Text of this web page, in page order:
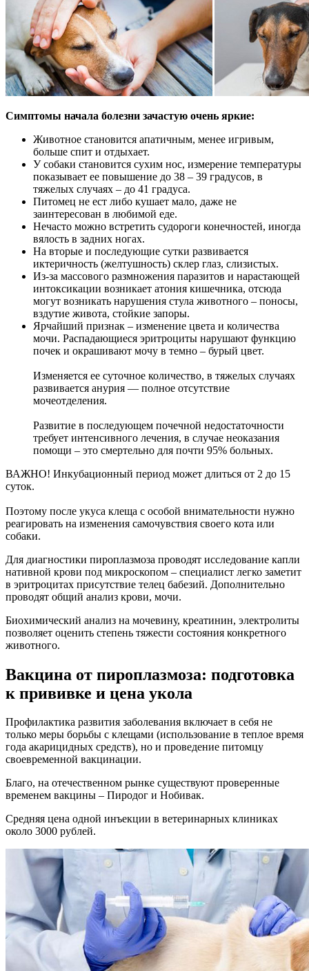
Симптомы начала болезни зачастую очень яркие:
Животное становится апатичным, менее игривым,
больше спит и отдыхает.
У собаки становится сухим нос, измерение температуры
показывает ее повышение до 38 – 39 градусов, в
тяжелых случаях – до 41 градуса.
Питомец не ест либо кушает мало, даже не
заинтересован в любимой еде.
Нечасто можно встретить судороги конечностей, иногда
вялость в задних ногах.
На вторые и последующие сутки развивается
иктеричность (желтушность) склер глаз, слизистых.
Из-за массового размножения паразитов и нарастающей
интоксикации возникает атония кишечника, отсюда
могут возникать нарушения стула животного – поносы,
вздутие живота, стойкие запоры.
Ярчайший признак – изменение цвета и количества
мочи. Распадающиеся эритроциты нарушают функцию
почек и окрашивают мочу в темно – бурый цвет.
Изменяется ее суточное количество, в тяжелых случаях
развивается анурия — полное отсутствие
мочеотделения.
Развитие в последующем почечной недостаточности
требует интенсивного лечения, в случае неоказания
помощи – это смертельно для почти 95% больных.
ВАЖНО! Инкубационный период может длиться от 2 до 15
суток.
Поэтому после укуса клеща с особой внимательности нужно
реагировать на изменения самочувствия своего кота или
собаки.
Для диагностики пироплазмоза проводят исследование капли
нативной крови под микроскопом – специалист легко заметит
в эритроцитах присутствие телец бабезий. Дополнительно
проводят общий анализ крови, мочи.
Биохимический анализ на мочевину, креатинин, электролиты
позволяет оценить степень тяжести состояния конкретного
животного.
Вакцина от пироплазмоза: подготовка
к прививке и цена укола
Профилактика развития заболевания включает в себя не
только меры борьбы с клещами (использование в теплое время
года акарицидных средств), но и проведение питомцу
своевременной вакцинации.
Благо, на отечественном рынке существуют проверенные
временем вакцины – Пиродог и Нобивак.
Средняя цена одной инъекции в ветеринарных клиниках
около 3000 рублей.